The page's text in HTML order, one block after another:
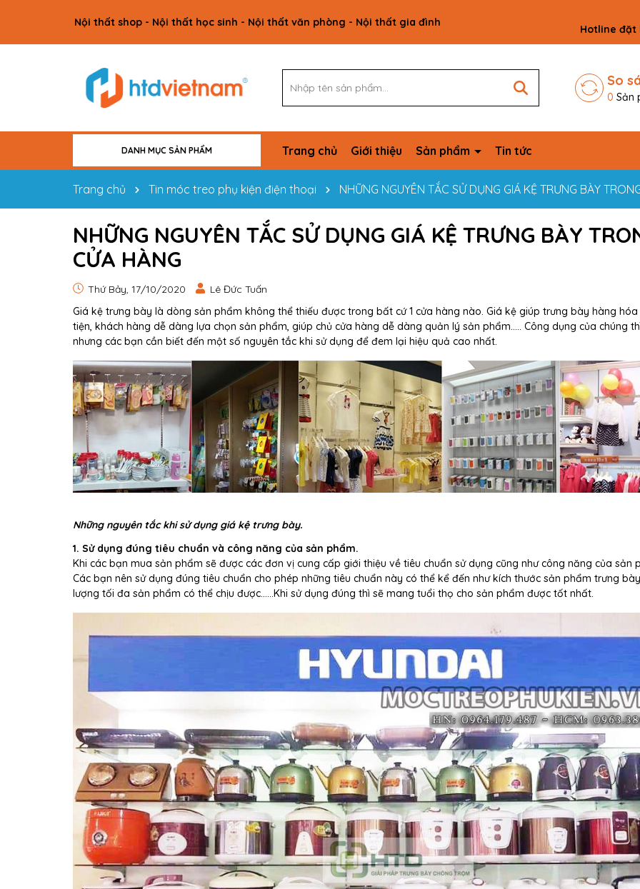
Nội thất shop - Nội thất học sinh - Nội thất văn phòng - Nội thất gia đình
Hotline đặt
So
0 Sản
DANH MỤC SẢN PHẨM Trang chủ Giới thiệu Sản phẩm Tin tức
Trang chủ Tin móc treo phụ kiện điện thoại NHỮNG NGUYÊN TẮC SỬ DỤNG GIÁ KỆ TRƯNG BÀY
NHỮNG NGUYÊN TẮC SỬ DỤNG GIÁ KỆ TRƯNG BÀY
CỬA HÀNG
Thứ Bảy, 17/10/2020
Lê Đức Tuấn
Giá kệ trưng bày là dòng sản phẩm không thể thiếu được trong bất cứ 1 cửa hàng nào. Giá kệ giúp trưng bày hàng hóa
tiện, khách hàng dễ dàng lựa chọn sản phẩm, giúp chủ cửa hàng dễ dàng quản lý sản phẩm….. Công dụng của chúng
nhưng các bạn cần biết đến một số nguyên tắc khi sử dụng để đem lại hiệu quả cao nhất.
Những nguyên tắc khi sử dụng giá kệ trưng bày.
1. Sử dụng đúng tiêu chuẩn và công năng của sản phẩm.
Khi các bạn mua sản phẩm sẽ được các đơn vị cung cấp giới thiệu về tiêu chuẩn sử dụng cũng như công năng của sản
Các bạn nên sử dụng đúng tiêu chuẩn cho phép những tiêu chuẩn này có thể kể đến như kích thước sản phẩm trưng
lượng tối đa sản phẩm có thể chịu được…...Khi sử dụng đúng thì sẽ mang tuổi thọ cho sản phẩm được tốt nhất.